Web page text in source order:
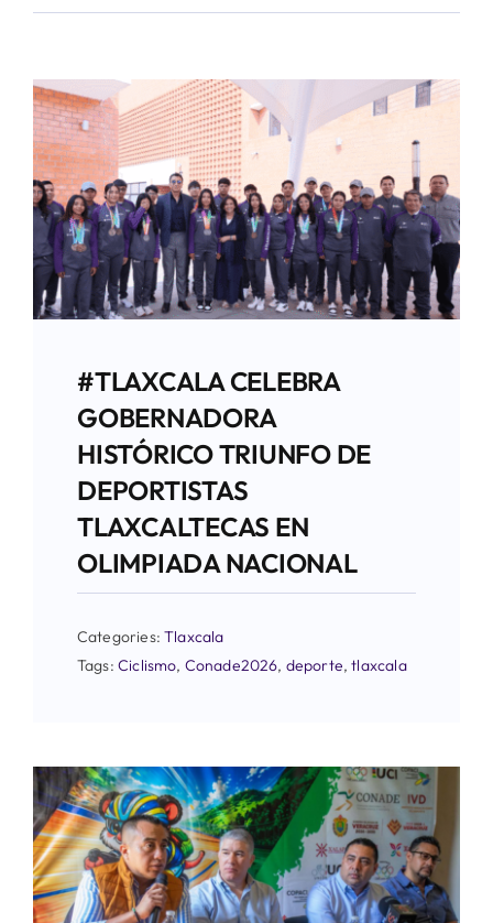
#TLAXCALA CELEBRA
GOBERNADORA
HISTÓRICO TRIUNFO DE
DEPORTISTAS
TLAXCALTECAS EN
OLIMPIADA NACIONAL
Categories:Tlaxcala
Tags:Ciclismo, Conade2026, deporte,tlaxcala